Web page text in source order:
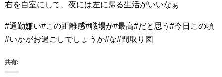
右を自室にして、夜には左に帰る生活がいいなぁ
#通勤嫌い#この距離感#職場が#最高#だと思う#今日この頃
#いかがお過ごしでしょうか#な#間取り図
共有: